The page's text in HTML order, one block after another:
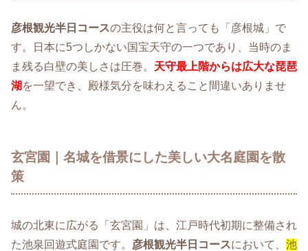
彦根観光半日コースの主役は何と言っても「彦根城」で
す。日本に5つしかない国宝天守の一つであり、当時のま
ま残る白壁の美しさは圧巻。 天守最上階からは広大な琵琶
湖 を一望でき、殿様気分を味わえること間違いありませ
ん。
玄宮園｜名城を借景にした美しい大名庭園を散
策
城の北東に広がる「玄宮園」は、江戸時代初期に整備され
た池泉回遊式庭園です。 彦根観光半日コースにおいて、 池